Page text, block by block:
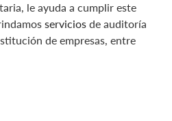
le ayuda a cumplir este
servicios de auditoría
de empresas, entre